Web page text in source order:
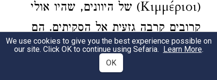
(Κιμμέριοι) של היוונים, שהיו אולי
קרובים קרבה גזעית אל הסקיתים. הם
שכנו בתחילה מצפון לים השחור, ולאחר
זמן עברו לאסיה הקטנה, וכיושבים שם
We use cookies to give you the best experience possible on
our site. Click OK to continue using Sefaria. Learn More.
OK